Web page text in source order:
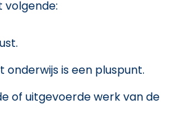
volgende:
is een pluspunt.
of uitgevoerde werk van de